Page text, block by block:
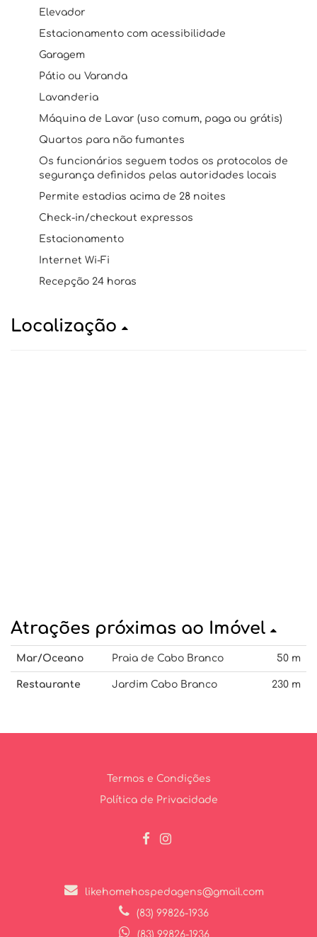
Elevador
Estacionamento com acessibilidade
Garagem
Pátio ou Varanda
Lavanderia
Máquina de Lavar (uso comum, paga ou grátis)
Quartos para não fumantes
Os funcionários seguem todos os protocolos de
segurança definidos pelas autoridades locais
Permite estadias acima de 28 noites
Check-in/checkout expressos
Estacionamento
Internet Wi-Fi
Recepção 24 horas
Localização
Atrações próximas ao Imóvel
Mar/Oceano Praia de Cabo Branco 50 m
Restaurante Jardim Cabo Branco 230 m
Termos e Condições
Política de Privacidade
likehomehospedagens@gmail.com
(83) 99826-1936
(83) 99826-1936